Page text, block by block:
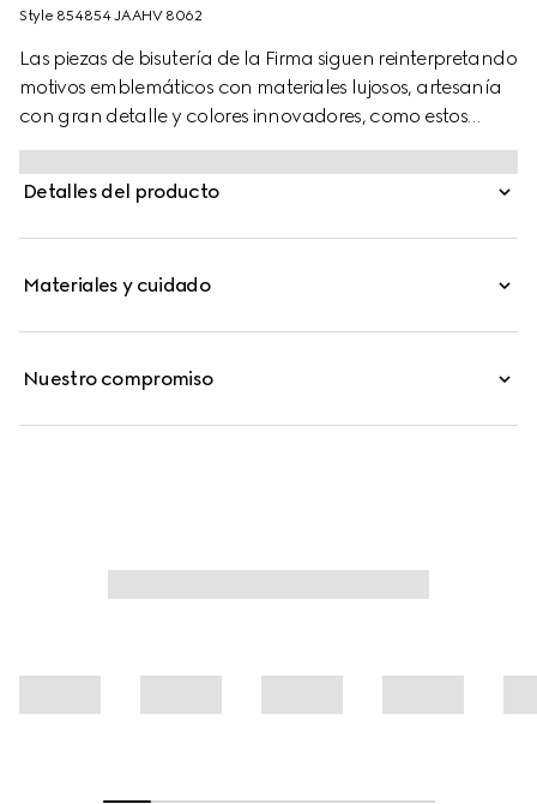
Style ‎854854 JAAHV 8062
Las piezas de bisutería de la Firma siguen reinterpretando
motivos emblemáticos con materiales lujosos, artesanía
con gran detalle y colores innovadores, como estos
pendientes GG Marmont con cristales.
Detalles del producto
Materiales y cuidado
Nuestro compromiso